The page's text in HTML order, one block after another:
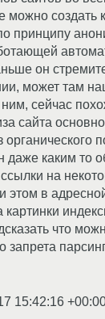
можно создать
принципу
он
может там
сейчас
сайта
органического
даже каким то
на
этом в
картинки
что
запрета
15:42:16